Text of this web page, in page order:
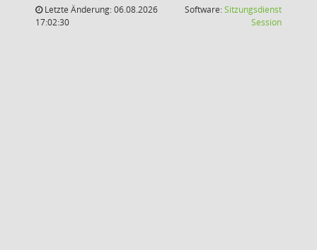
Letzte Änderung: 06.08.2026
17:02:30
Software:Sitzungsdienst
Session(Wird in